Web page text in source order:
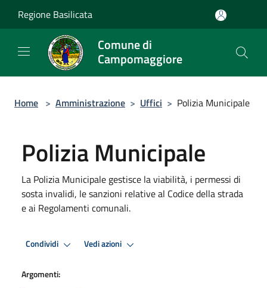
Regione Basilicata
Comune di
Campomaggiore
Home > Amministrazione > Uffici > Polizia Municipale
Polizia Municipale
La Polizia Municipale gestisce la viabilità, i permessi di
sosta invalidi, le sanzioni relative al Codice della strada
e ai Regolamenti comunali.
Condividi Vedi azioni
Argomenti: